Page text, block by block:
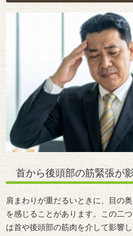
首から後頭部の筋緊張が
肩まわりが重だるいときに、目の
を感じることがあります。この二
は首や後頭部の筋肉を介して影響